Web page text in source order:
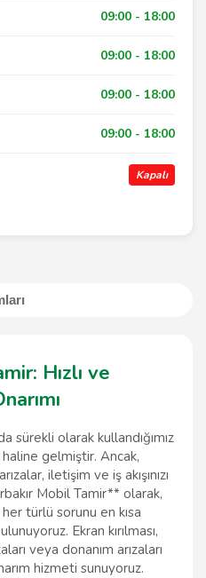
Hızlı ve
sürekli olarak kullandığımız
gelmiştir. Ancak,
iletişim ve iş akışınızı
Mobil Tamir** olarak,
her türlü sorunu en kısa
Ekran kırılması,
veya donanım arızaları
hizmeti sunuyoruz.
09:00 - 18:00
09:00 - 18:00
09:00 - 18:00
09:00 - 18:00
Kapalı